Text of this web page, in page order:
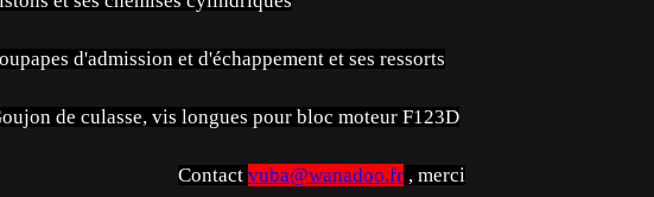
d'admission et d'échappement et ses ressorts
de culasse, vis longues pour bloc moteur F123D
Contact vuba@wanadoo.fr , merci